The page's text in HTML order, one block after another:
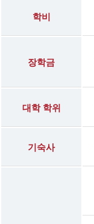
학비
장학금
대학 학위
기숙사